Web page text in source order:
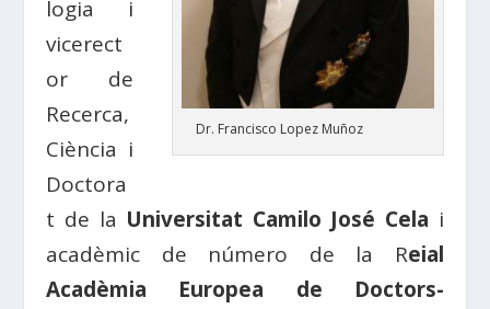
Dr. Francisco Lopez Muñoz
logia i
vicerect
or de
Recerca,
Ciència i
Doctora
t de la Universitat Camilo José Cela i
acadèmic de número de la Reial
Acadèmia Europea de Doctors-